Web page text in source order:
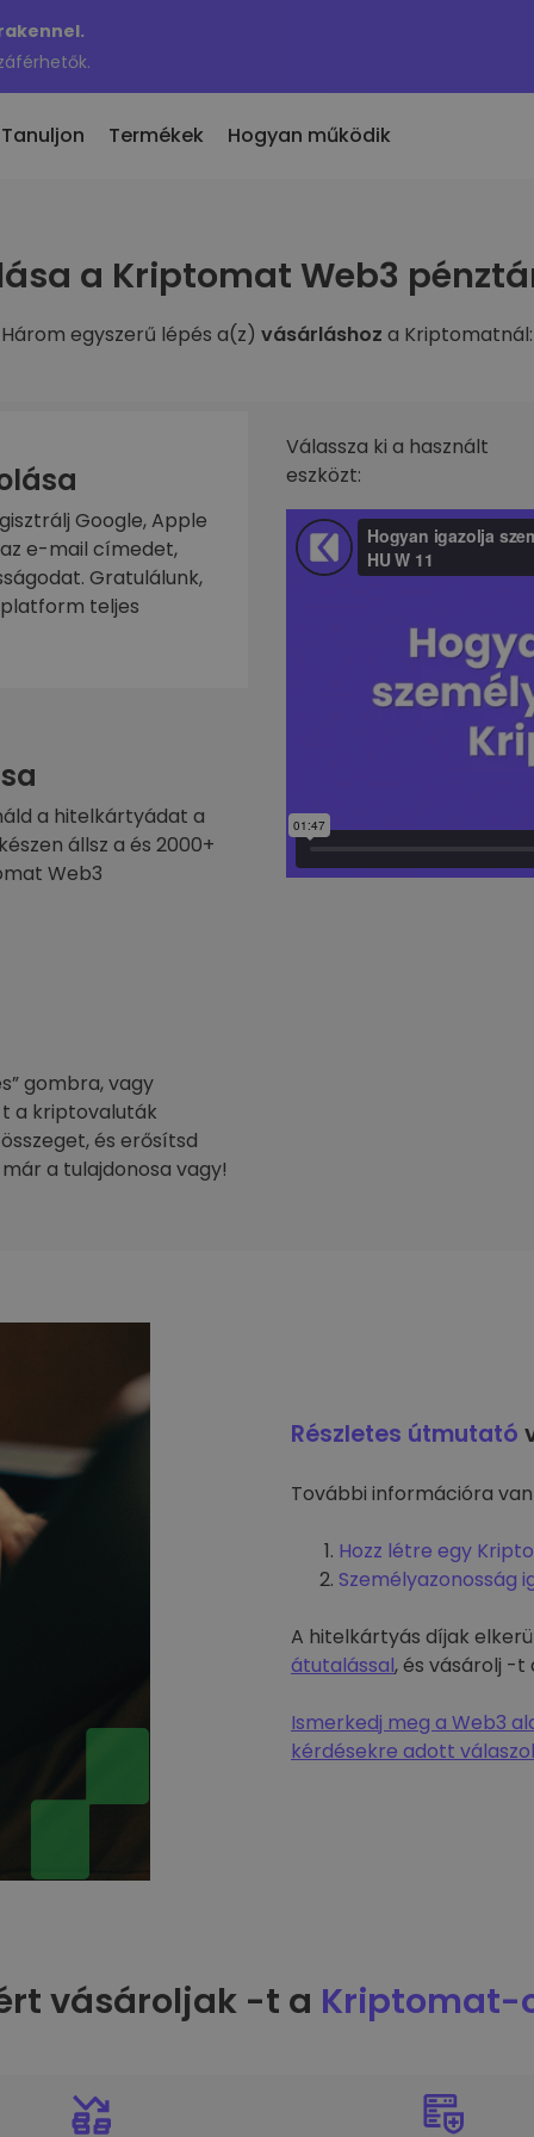
hozzáadott
hozzáadott tokenek a
akkor, ha 100 €
Tanuljon Termékek
kriptovaluta
egyszerű
KriptoEarn
Kapj jutalmakat a kriptod után
Trezor
befektetések (DCA)
Hogyan működik
a Kriptomat Web3
Három egyszerű lépés a(z) vásárláshoz a Kriptomatnál:
Google, Apple
e-mail címedet,
Gratulálunk,
teljes
a hitelkártyádat a
állsz a és 2000+
Web3
gombra, vagy
t a kriptovaluták
és erősítsd
a tulajdonosa vagy!
Válassza ki a használt
eszközt:
Részletes útmutató
További információra
Hozz létre egy
Személyazonosság
A hitelkártyás díjak
átutalással, és vásárolj -t
Ismerkedj meg a Web3
kérdésekre adott
vásároljak -t a Kriptomat-